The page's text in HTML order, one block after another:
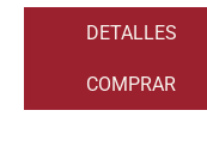
DETALLES
COMPRAR